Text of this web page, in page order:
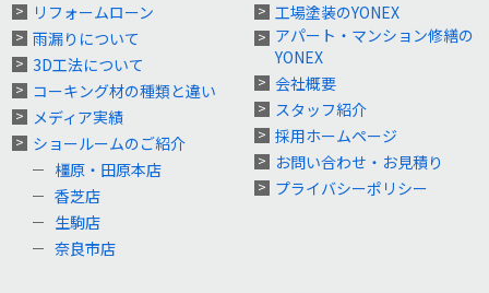
リフォームローン
雨漏りについて
3D工法について
コーキング材の種類と違い
メディア実績
ショールームのご紹介
橿原・田原本店
香芝店
生駒店
奈良市店
工場塗装のYONEX
アパート・マンション修繕の
YONEX
会社概要
スタッフ紹介
採用ホームページ
お問い合わせ・お見積り
プライバシーポリシー